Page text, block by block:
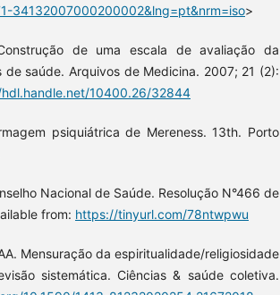
34132007000200002&lng=pt&nrm=iso>
de uma escala de avaliação da
saúde. Arquivos de Medicina. 2007; 21 (2):
10400.26/32844
psiquiátrica de Mereness. 13th. Porto
Nacional de Saúde. Resolução N°466 de
from: https://tinyurl.com/78ntwpwu
Mensuração da espiritualidade/religiosidade
sistemática. Ciências & saúde coletiva.